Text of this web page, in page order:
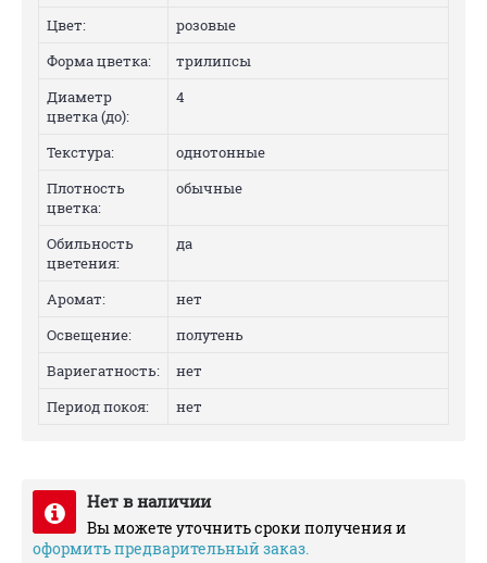
Цвет:
розовые
Форма цветка:
трилипсы
Диаметр
цветка (до):
4
Текстура:
однотонные
Плотность
цветка:
обычные
Обильность
цветения:
да
Аромат:
нет
Освещение:
полутень
Вариегатность:
нет
Период покоя:
нет
Нет в наличии
Вы можете уточнить сроки получения и
оформить предварительный заказ.